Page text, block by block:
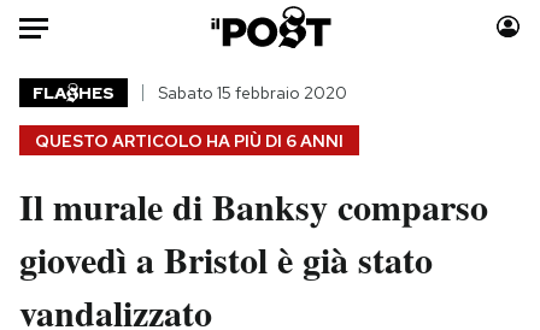
Auto
HOME
Italia
Politica
Tecnologia
Moda
Libri
Consumismi
QUESTO ARTICOLO HA PIÙ DI 6 ANNI
FLA HES Sabato 15 febbraio 2020
Il murale di Banksy comparso
giovedì a Bristol è già stato
vandalizzato